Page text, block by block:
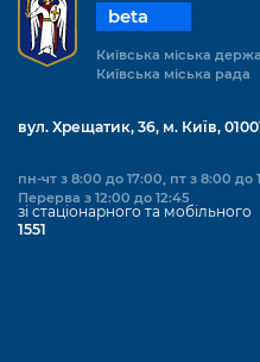
beta
Київська міська
Київська міська рада
вул. Хрещатик, 36, м. Київ,
пн-чт з 8:00 до 17:00, пт з 8:00 до
Перерва з 12:00 до 12:45
зі стаціонарного та мобільного
1551